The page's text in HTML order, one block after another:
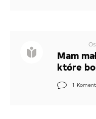
Mam
które
1